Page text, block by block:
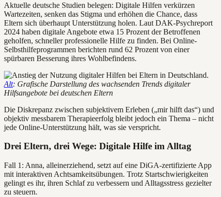
Aktuelle deutsche Studien belegen: Digitale Hilfen verkürzen
Wartezeiten, senken das Stigma und erhöhen die Chance, dass
Eltern sich überhaupt Unterstützung holen. Laut DAK-Psychreport
2024 haben digitale Angebote etwa 15 Prozent der Betroffenen
geholfen, schneller professionelle Hilfe zu finden. Bei Online-
Selbsthilfeprogrammen berichten rund 62 Prozent von einer
spürbaren Besserung ihres Wohlbefindens.
Alt: Grafische Darstellung des wachsenden Trends digitaler
Hilfsangebote bei deutschen Eltern
Die Diskrepanz zwischen subjektivem Erleben („mir hilft das“) und
objektiv messbarem Therapieerfolg bleibt jedoch ein Thema – nicht
jede Online-Unterstützung hält, was sie verspricht.
Drei Eltern, drei Wege: Digitale Hilfe im Alltag
Fall 1: Anna, alleinerziehend, setzt auf eine DiGA-zertifizierte App
mit interaktiven Achtsamkeitsübungen. Trotz Startschwierigkeiten
gelingt es ihr, ihren Schlaf zu verbessern und Alltagsstress gezielter
zu steuern.